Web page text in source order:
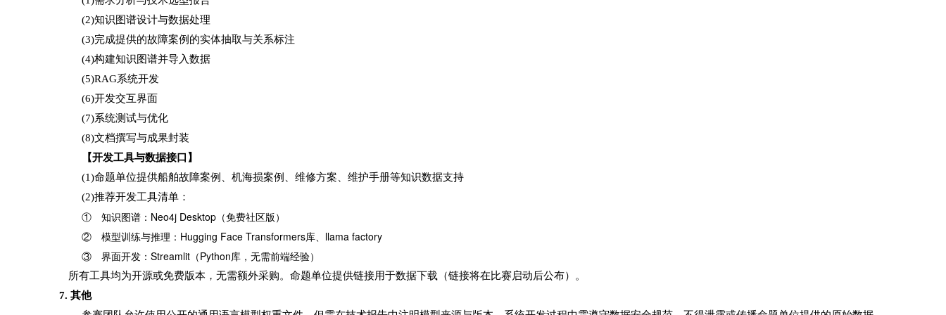
(2)知识图谱设计与数据处理
(3)完成提供的故障案例的实体抽取与关系标注
(4)构建知识图谱并导入数据
(5)RAG系统开发
(6)开发交互界面
(7)系统测试与优化
(8)文档撰写与成果封装
【开发工具与数据接口】
(1)命题单位提供船舶故障案例、机海损案例、维修方案、维护手册等知识数据支持
(2)推荐开发工具清单：
①知识图谱： Neo4j Desktop（免费社区版）
②模型训练与推理： Hugging Face Transformers库、llama factory
③界面开发：Streamlit（Python库，无需前端经验）
所有工具均为开源或免费版本，无需额外采购。命题单位提供链接用于数据下载（链接将在比赛启动后公布）。
7. 其他